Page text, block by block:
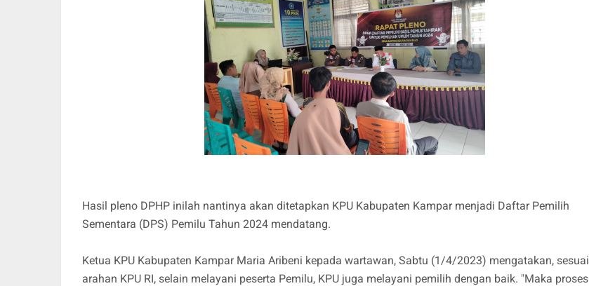
Hasil pleno DPHP inilah nantinya akan ditetapkan KPU Kabupaten Kampar menjadi Daftar Pemilih
Sementara (DPS) Pemilu Tahun 2024 mendatang.
Ketua KPU Kabupaten Kampar Maria Aribeni kepada wartawan, Sabtu (1/4/2023) mengatakan, sesuai
arahan KPU RI, selain melayani peserta Pemilu, KPU juga melayani pemilih dengan baik. "Maka proses